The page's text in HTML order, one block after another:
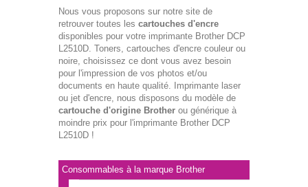
Nous vous proposons sur notre site de
retrouver toutes les cartouches d'encre
disponibles pour votre imprimante Brother DCP
L2510D. Toners, cartouches d'encre couleur ou
noire, choisissez ce dont vous avez besoin
pour l'impression de vos photos et/ou
documents en haute qualité. Imprimante laser
ou jet d'encre, nous disposons du modèle de
cartouche d'origine Brother ou générique à
moindre prix pour l'imprimante Brother DCP
L2510D !
Consommables à la marque Brother